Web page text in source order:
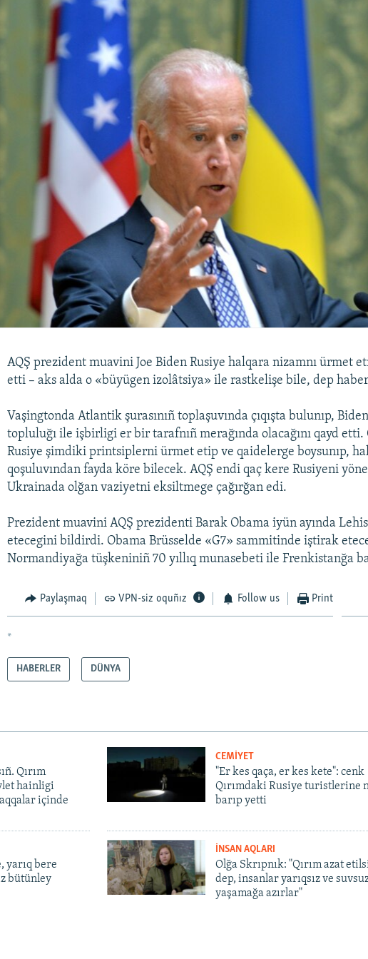
AQŞ prezident muavini Joe Biden Rusiye halqara nizamnı ürmet
etti – aks alda o «büyügen izolâtsiya» ile rastkelişe bile, dep
Vaşingtonda Atlantik şurasınıñ toplaşuvında çıqışta bulunıp,
topluluğı ile işbirligi er bir tarafnıñ merağında olacağını qayd etti.
Rusiye şimdiki printsiplerni ürmet etip ve qaidelerge boysunıp,
qoşuluvından fayda köre bilecek. AQŞ endi qaç kere Rusiyeni
Ukrainada olğan vaziyetni eksiltmege çağırğan edi.
Prezident muavini AQŞ prezidenti Barak Obama iyün ayında
etecegini bildirdi. Obama Brüsselde «G7» sammitinde iştirak
Normandiyağa tüşkeniniñ 70 yıllıq munasebeti ile Frenkistanğa
Paylaşmaq VPN-siz oquñız Follow us Print
*
HABERLER DÜNYA
Qırım
hainligi
içinde
CEMİYET
"Er kes qaça, er kes kete": cenk
Qırımdaki Rusiye turistlerine
barıp yetti
yarıq bere
bütünley
İNSAN AQLARI
Olğa Skrıpnık: "Qırım azat
dep, insanlar yarıqsız ve
yaşamağa azırlar"